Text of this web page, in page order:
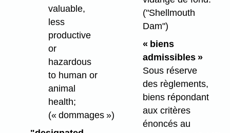
valuable,
less
productive
or
hazardous
to human or
animal
health;
(« dommages »)
("Shellmouth
Dam")
« biens
admissibles »
Sous réserve
des règlements,
biens répondant
aux critères
énoncés au